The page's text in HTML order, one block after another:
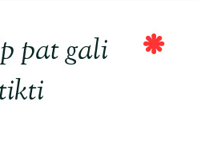
pat gali